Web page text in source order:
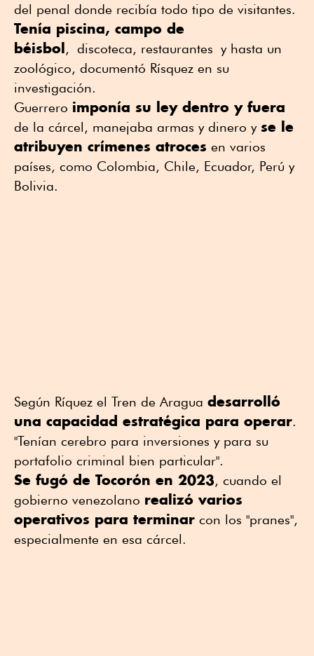
del penal donde recibía todo tipo de visitantes.
Tenía piscina, campo de
béisbol , discoteca, restaurantes y hasta un
zoológico, documentó Rísquez en su
investigación.
Guerrero imponía su ley dentro y fuera
de la cárcel, manejaba armas y dinero y se le
atribuyen crímenes atroces en varios
países, como Colombia, Chile, Ecuador, Perú y
Bolivia.
Según Ríquez el Tren de Aragua desarrolló
una capacidad estratégica para operar.
"Tenían cerebro para inversiones y para su
portafolio criminal bien particular".
Se fugó de Tocorón en 2023, cuando el
gobierno venezolano realizó varios
operativos para terminar con los "pranes",
especialmente en esa cárcel.